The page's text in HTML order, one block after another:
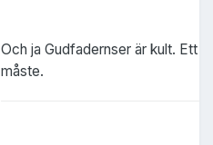
Och ja Gudfadernser är kult. Ett
måste.